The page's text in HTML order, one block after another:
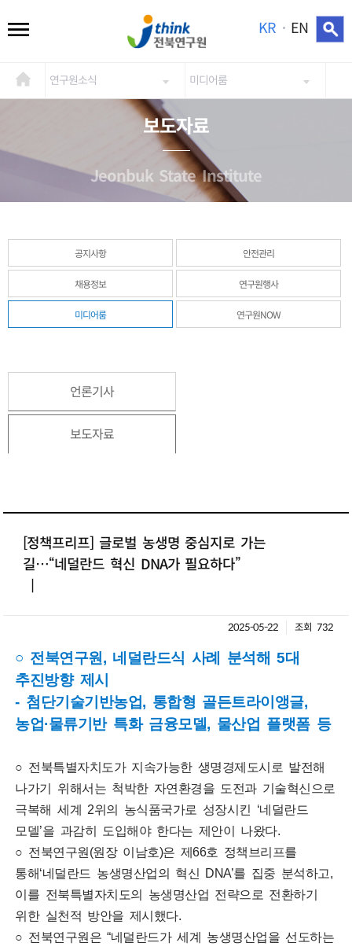
KR EN
연구원소식 미디어룸
보도자료
Jeonbuk State Institute
공지사항 안전관리
채용정보 연구원행사
미디어룸 연구원NOW
언론기사
보도자료
[정책프리프] 글로벌 농생명 중심지로 가는
길…“네덜란드 혁신 DNA가 필요하다”
2025-05-22 조회 732
○ 전북연구원, 네덜란드식 사례 분석해 5대
추진방향 제시
- 첨단기술기반농업, 통합형 골든트라이앵글,
농업·물류기반 특화 금융모델, 물산업 플랫폼 등
○ 전북특별자치도가 지속가능한 생명경제도시로 발전해
나가기 위해서는 척박한 자연환경을 도전과 기술혁신으로
극복해 세계 2위의 농식품국가로 성장시킨 ‘네덜란드
모델’을 과감히 도입해야 한다는 제안이 나왔다.
○ 전북연구원(원장 이남호)은 제66호 정책브리프를
통해‘네덜란드 농생명산업의 혁신 DNA’를 집중 분석하고,
이를 전북특별자치도의 농생명산업 전략으로 전환하기
위한 실천적 방안을 제시했다.
○ 전북연구원은 “네덜란드가 세계 농생명산업을 선도하는